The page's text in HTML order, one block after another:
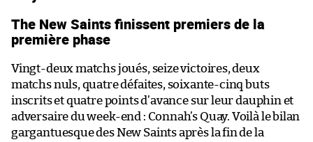
The New Saints finissent premiers de la
première phase
Vingt-deux matchs joués, seize victoires, deux
matchs nuls, quatre défaites, soixante-cinq buts
inscrits et quatre points d’avance sur leur dauphin et
adversaire du week-end : Connah’s Quay. Voilà le bilan
gargantuesque des New Saints après la fin de la